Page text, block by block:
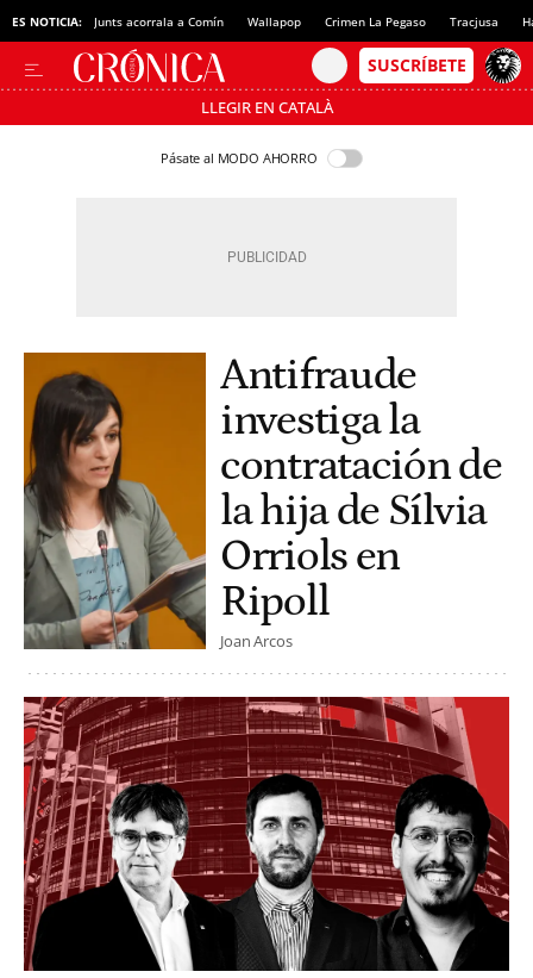
ES NOTICIA: Junts acorrala a Comín Wallapop Crimen La Pegaso Tracjusa
LLEGIR EN CATALÀ
Pásate al MODO AHORRO
Antifraude
investiga la
contratación de
la hija de Sílvia
Orriols en
Ripoll
Joan Arcos